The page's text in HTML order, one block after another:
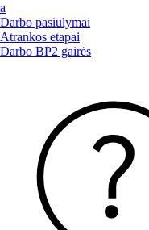
Darbo pasiūlymai
Atrankos etapai
Darbo BP2 gairės